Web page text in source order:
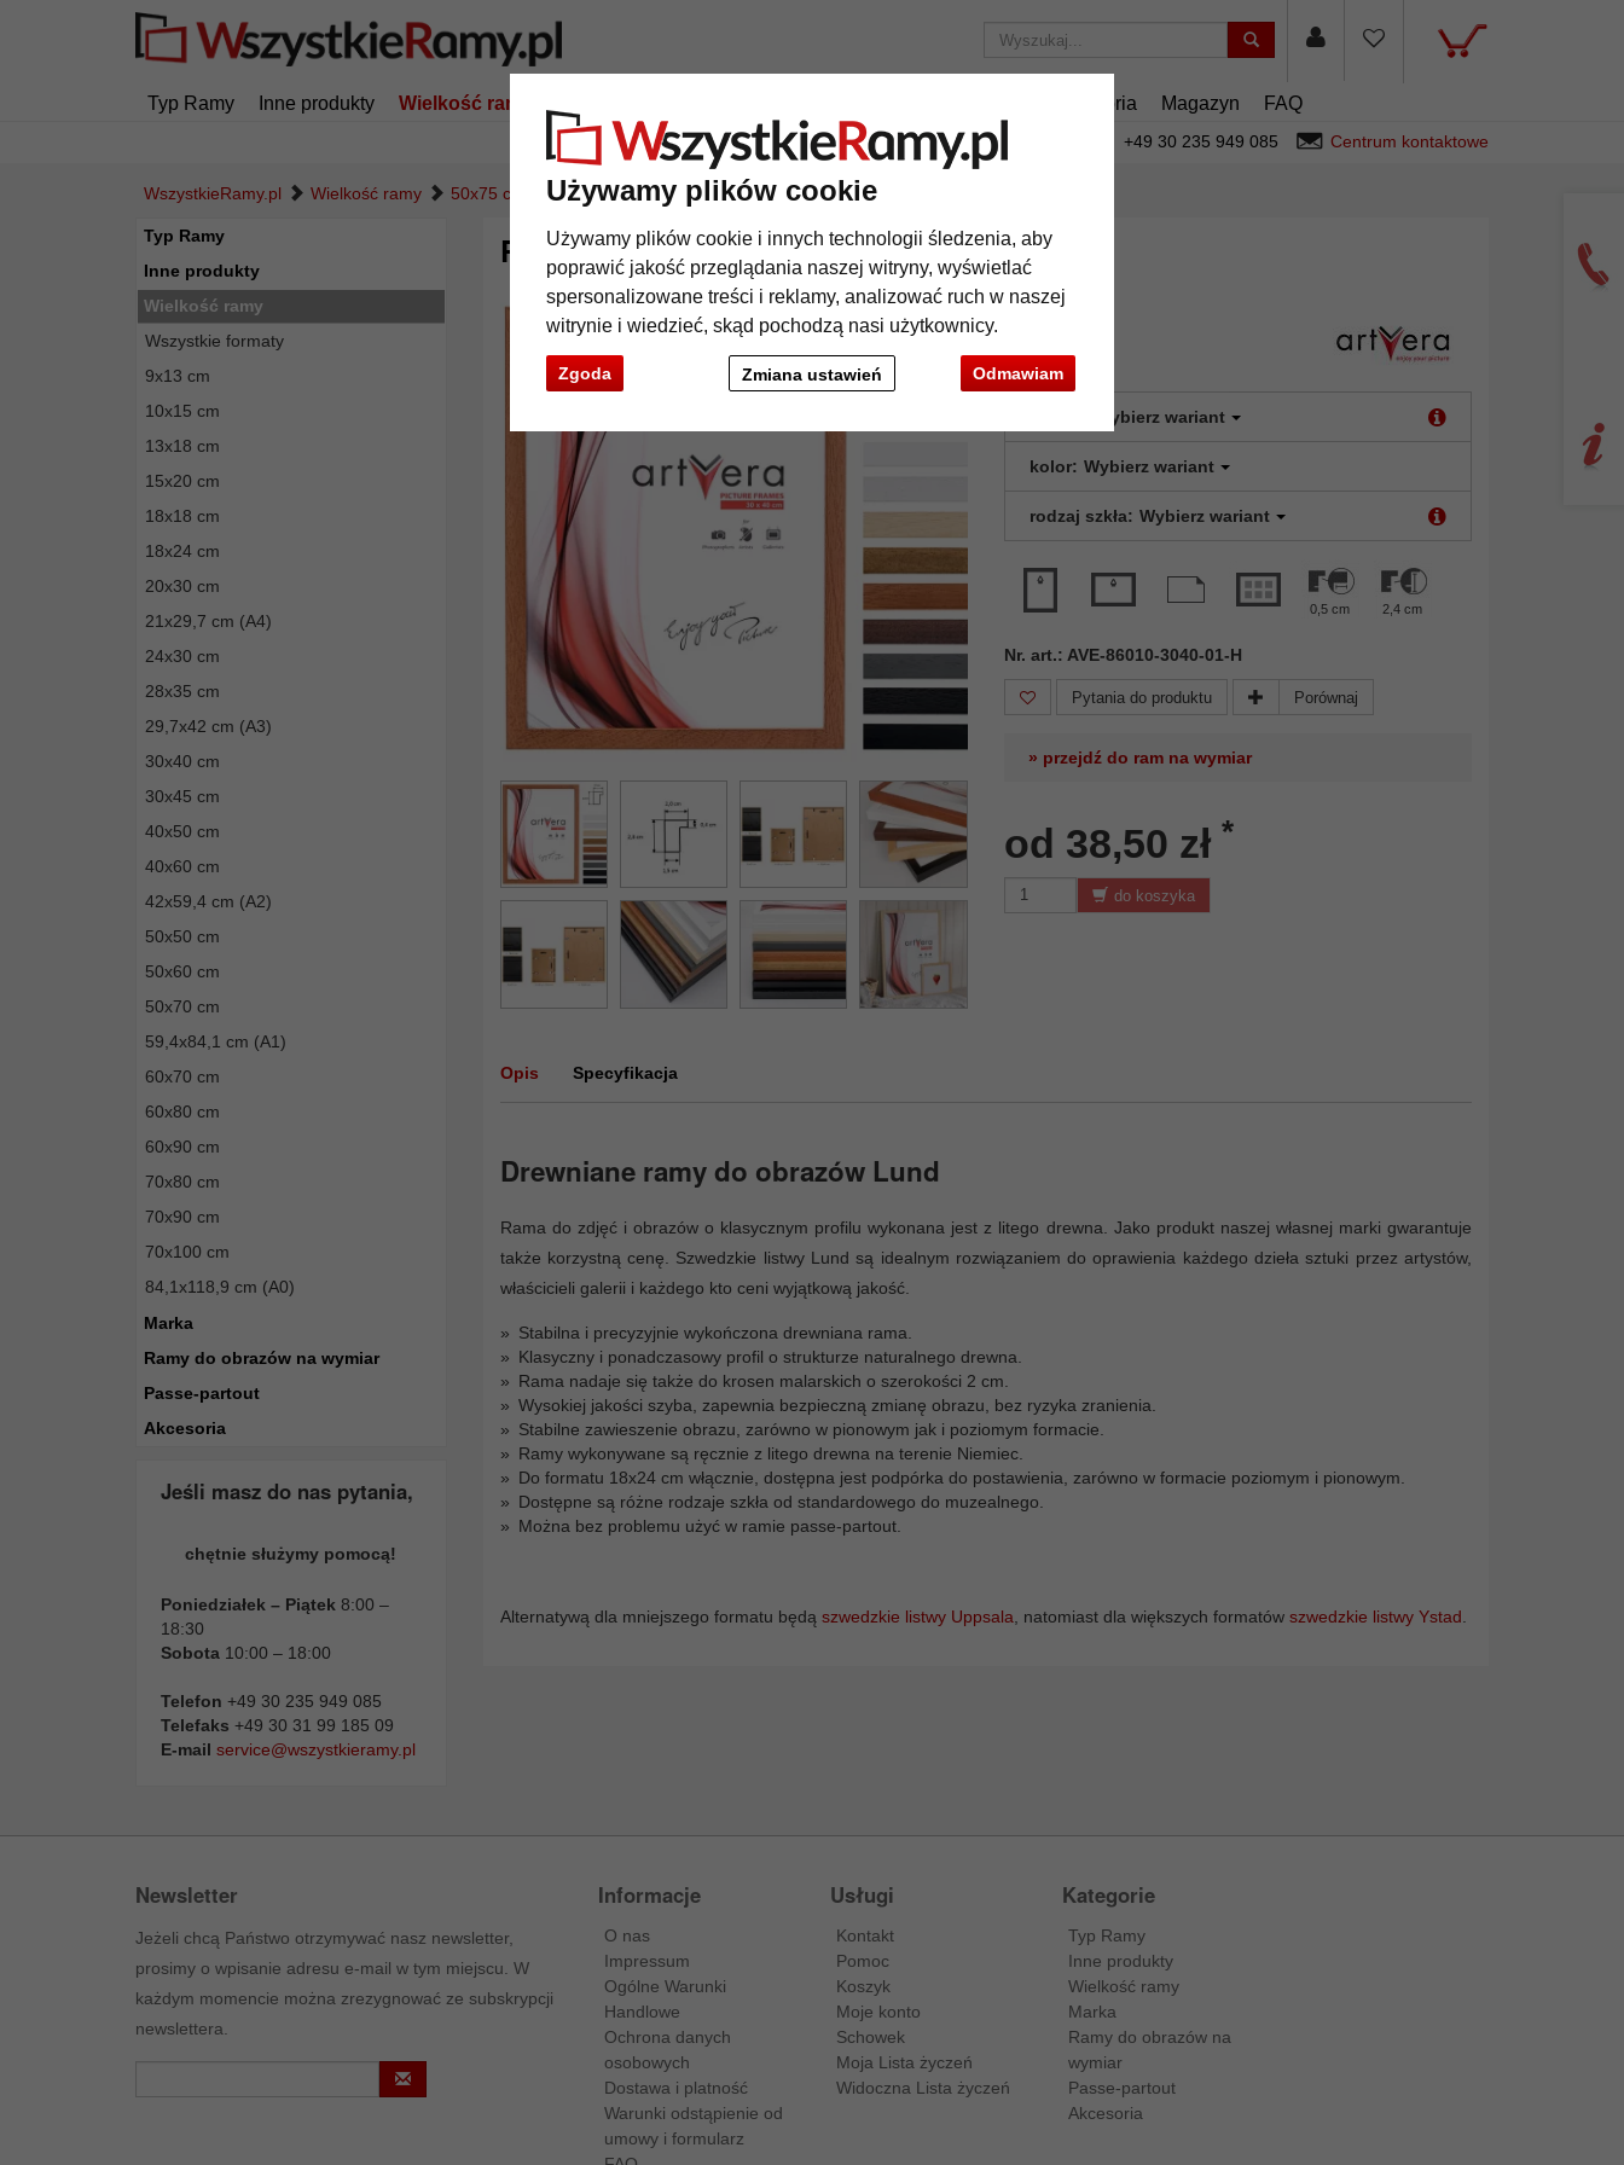
Używamy plików cookie
Używamy plików cookie i innych technologii śledzenia, aby
poprawić jakość przeglądania naszej witryny, wyświetlać
spersonalizowane treści i reklamy, analizować ruch w naszej
witrynie i wiedzieć, skąd pochodzą nasi użytkownicy.
Zgoda Odmawiam
Zmiana ustawień
Typ Ramy Inne produkty Wielkość ramy Akcesoria Magazyn FAQ
Tylko 25,95 zł za wysyłkę. +49 30 235 949 085 Centrum kontaktowe
WszystkieRamy.pl Wielkość ramy 50x75 cm Rama z litego drewna do obrazów Lund
Typ Ramy
Inne produkty
Wielkość ramy
Wszystkie formaty
9x13 cm
10x15 cm
13x18 cm
15x20 cm
18x18 cm
18x24 cm
20x30 cm
21x29,7 cm (A4)
24x30 cm
28x35 cm
29,7x42 cm (A3)
30x40 cm
30x45 cm
40x50 cm
40x60 cm
42x59,4 cm (A2)
50x50 cm
50x60 cm
50x70 cm
59,4x84,1 cm (A1)
60x70 cm
60x80 cm
60x90 cm
70x80 cm
70x90 cm
70x100 cm
84,1x118,9 cm (A0)
Marka
Ramy do obrazów na wymiar
Passe-partout
Akcesoria
Jeśli masz do nas pytania,
chętnie służymy pomocą!
Poniedziałek – Piątek 8:00 –
18:30
Sobota 10:00 – 18:00
Telefon +49 30 235 949 085
Telefaks +49 30 31 99 185 09
E-mail service@wszystkieramy.pl
Rama z litego drewna do obrazów Lund
Wybierz wariant
kolor: Wybierz wariant
rodzaj szkła: Wybierz wariant
0,5 cm 2,4 cm
Nr. art.: AVE-86010-3040-01-H
Pytania do produktu Porównaj
» przejdź do ram na wymiar
od 38,50 zł *
do koszyka
Opis Specyfikacja
Drewniane ramy do obrazów Lund
Rama do zdjęć i obrazów o klasycznym profilu wykonana jest z litego drewna. Jako produkt naszej własnej marki gwarantuje
także korzystną cenę. Szwedzkie listwy Lund są idealnym rozwiązaniem do oprawienia każdego dzieła sztuki przez artystów,
właścicieli galerii i każdego kto ceni wyjątkową jakość.
Stabilna i precyzyjnie wykończona drewniana rama.
Klasyczny i ponadczasowy profil o strukturze naturalnego drewna.
Rama nadaje się także do krosen malarskich o szerokości 2 cm.
Wysokiej jakości szyba, zapewnia bezpieczną zmianę obrazu, bez ryzyka zranienia.
Stabilne zawieszenie obrazu, zarówno w pionowym jak i poziomym formacie.
Ramy wykonywane są ręcznie z litego drewna na terenie Niemiec.
Do formatu 18x24 cm włącznie, dostępna jest podpórka do postawienia, zarówno w formacie poziomym i pionowym.
Dostępne są różne rodzaje szkła od standardowego do muzealnego.
Można bez problemu użyć w ramie passe-partout.
Alternatywą dla mniejszego formatu będą szwedzkie listwy Uppsala , natomiast dla większych formatów szwedzkie listwy Ystad
Newsletter
Jeżeli chcą Państwo otrzymywać nasz newsletter,
prosimy o wpisanie adresu e-mail w tym miejscu. W
każdym momencie można zrezygnować ze subskrypcji
newslettera.
Informacje
O nas
Impressum
Ogólne Warunki
Handlowe
Ochrona danych
osobowych
Dostawa i platność
Warunki odstąpienie od
umowy i formularz
Usługi
Kontakt
Pomoc
Koszyk
Moje konto
Schowek
Moja Lista życzeń
Widoczna Lista życzeń
Kategorie
Typ Ramy
Inne produkty
Wielkość ramy
Marka
Ramy do obrazów na
wymiar
Passe-partout
Akcesoria